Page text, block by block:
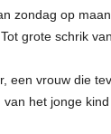
zondag op
grote schrik
een vrouw die
van het jonge